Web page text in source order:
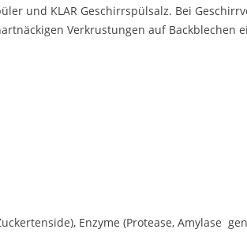
und KLAR Geschirrspülsalz. Bei
Verkrustungen auf Backblechen
Enzyme (Protease, Amylase 